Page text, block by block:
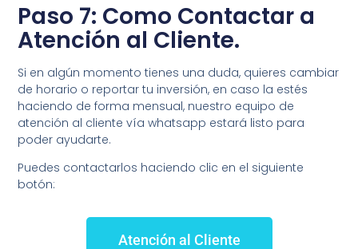
Paso 7: Como Contactar a
Atención al Cliente.
Si en algún momento tienes una duda, quieres cambiar
de horario o reportar tu inversión, en caso la estés
haciendo de forma mensual, nuestro equipo de
atención al cliente vía whatsapp estará listo para
poder ayudarte.
Puedes contactarlos haciendo clic en el siguiente
botón:
Atención al Cliente